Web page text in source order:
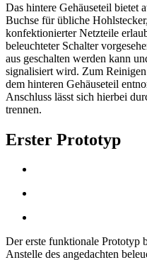
Das hintere Gehäuseteil bietet
Buchse für übliche
konfektionierter Netzteile
beleuchteter Schalter
aus geschalten werden kann
signalisiert wird. Zum
dem hinteren Gehäuseteil
Anschluss lässt sich hierbei
trennen.
Erster Prototyp
Der erste funktionale Prototyp
Anstelle des angedachten